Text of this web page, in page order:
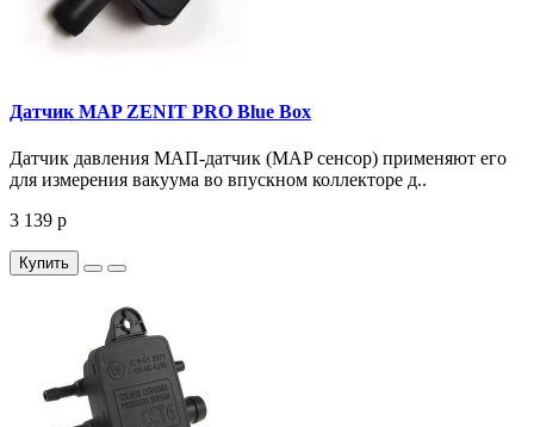
Датчик MAP ZENIT PRO Blue Box
Датчик давления МАП-датчик (MAP сенсор) применяют его
для измерения вакуума во впускном коллекторе д..
3 139 р
Купить